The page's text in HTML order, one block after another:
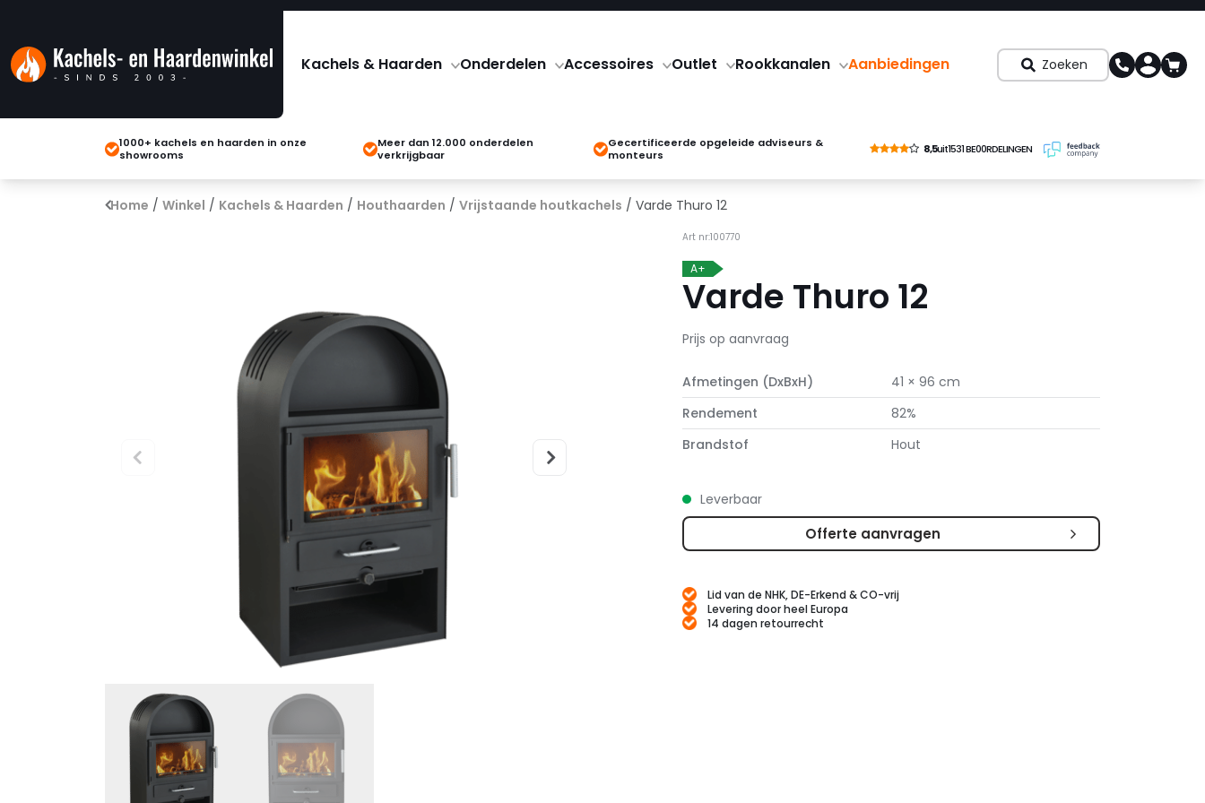
Kachels & Haarden Onderdelen Accessoires Outlet Rookkanalen Aanbiedingen Zoeken
1000+ kachels en haarden in onze
showrooms
Meer dan 12.000 onderdelen
verkrijgbaar
Gecertificeerde opgeleide adviseurs &
monteurs
8,5uit1531 BE00RDELINGEN
Home / Winkel / Kachels & Haarden / Houthaarden / Vrijstaande houtkachels / Varde Thuro 12
Art nr:100770
A+
Varde Thuro 12
Prijs op aanvraag
Afmetingen (DxBxH)
41 × 96 cm
Rendement
82%
Brandstof
Hout
Leverbaar
Offerte aanvragen
Lid van de NHK, DE-Erkend & CO-vrij
Levering door heel Europa
14 dagen retourrecht